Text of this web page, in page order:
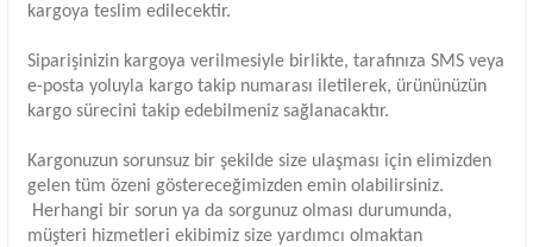
kargoya teslim edilecektir.
Siparişinizin kargoya verilmesiyle birlikte, tarafınıza SMS veya
e-posta yoluyla kargo takip numarası iletilerek, ürününüzün
kargo sürecini takip edebilmeniz sağlanacaktır.
Kargonuzun sorunsuz bir şekilde size ulaşması için elimizden
gelen tüm özeni göstereceğimizden emin olabilirsiniz.
Herhangi bir sorun ya da sorgunuz olması durumunda,
müşteri hizmetleri ekibimiz size yardımcı olmaktan